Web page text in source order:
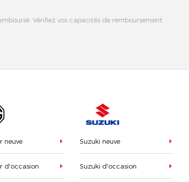
Vérifiez vos capacités de remboursement
neuve
d'occasion
Suzuki neuve
Suzuki d'occasion